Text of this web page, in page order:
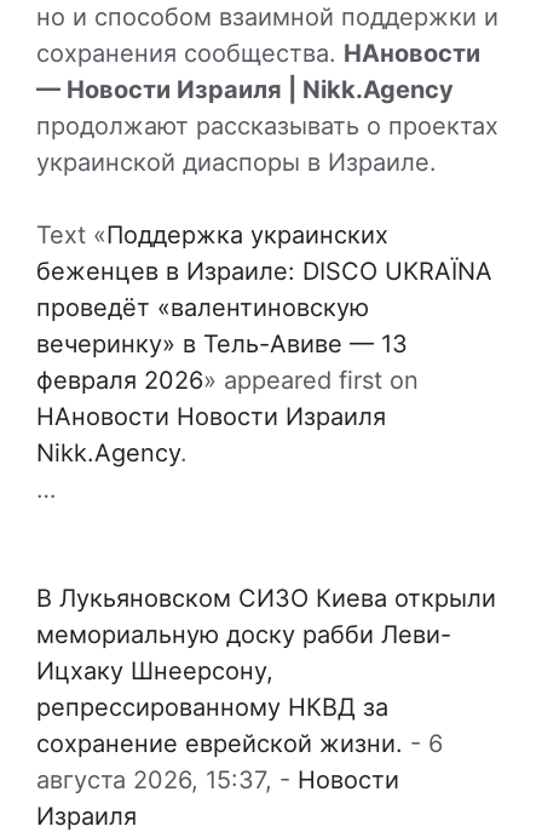
но и способом взаимной поддержки и
сохранения сообщества. НАновости
— Новости Израиля | Nikk.Agency
продолжают рассказывать о проектах
украинской диаспоры в Израиле.
Text «Поддержка украинских
беженцев в Израиле: DISCO UKRAЇNA
проведёт «валентиновскую
вечеринку» в Тель-Авиве — 13
февраля 2026» appeared first on
НАновости Новости Израиля
Nikk.Agency.
…
В Лукьяновском СИЗО Киева открыли
мемориальную доску рабби Леви-
Ицхаку Шнеерсону,
репрессированному НКВД за
сохранение еврейской жизни. - 6
августа 2026, 15:37, - Новости
Израиля